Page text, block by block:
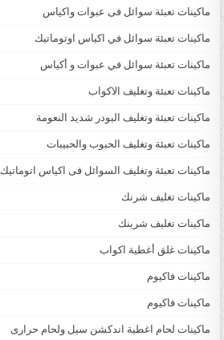
ماكينات تعبئة سوائل فى عبوات واكياس
ماكينات تعبئة سوائل في اكياس اوتوماتيك
ماكينات تعبئة سوائل في عبوات و أكياس
ماكينات تعبئة وتغليف الاكواب
ماكينات تعبئة وتغليف البودر شديد النعومة
ماكينات تعبئة وتغليف الحبوب والحبيبات
ماكينات تعبئة وتغليف السوائل فى اكياس اتوماتيك
ماكينات تغليف شرنك
ماكينات تغليف شرينك
ماكينات غلق أغطية اكواب
ماكينات فاكيوم
ماكينات فاكيوم
ماكينات لحام اغطية اندكشن سيل ولحام حرارى